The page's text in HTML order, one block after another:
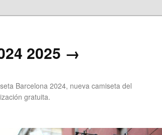
2025 →
Barcelona 2024, nueva camiseta del
gratuita.